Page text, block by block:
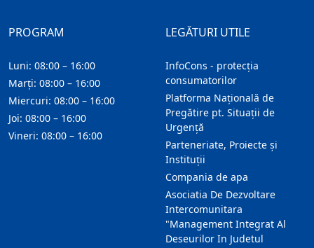
LEGĂTURI UTILE
InfoCons - protecția
consumatorilor
Platforma Națională de
Pregătire pt. Situații de
Urgență
Parteneriate, Proiecte și
Instituții
Compania de apa
Asociatia De Dezvoltare
Intercomunitara
"Management Integrat Al
Deseurilor In Judetul
PROGRAM
Luni: 08:00 – 16:00
Marți: 08:00 – 16:00
Miercuri: 08:00 – 16:00
Joi: 08:00 – 16:00
Vineri: 08:00 – 16:00